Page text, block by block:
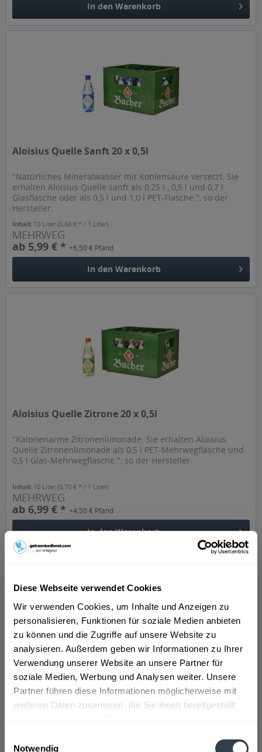
Diese Webseite verwendet Cookies
Wir verwenden Cookies, um Inhalte und Anzeigen zu
personalisieren, Funktionen für soziale Medien anbieten
zu können und die Zugriffe auf unsere Website zu
analysieren. Außerdem geben wir Informationen zu Ihrer
Verwendung unserer Website an unsere Partner für
soziale Medien, Werbung und Analysen weiter. Unsere
Partner führen diese Informationen möglicherweise mit
weiteren Daten zusammen, die Sie ihnen bereitgestellt
Notwendig
In den Warenkorb
Aloisius Quelle Sanft 20 x 0,5l
"Natürliches Mineralwasser mit Kohlensäure versetzt. Sie
erhalten Aloisius Quelle sanft als 0,25 l , 0,5 l und 0,7 l
Glasflasche oder als 0,5 l und 1,0 l PET-Flasche.", so der
Hersteller.
Inhalt 10 Liter(0,60 € * / 1 Liter)
MEHRWEG
ab 5,99 € *+6,50 € Pfand
In den Warenkorb
Aloisius Quelle Zitrone 20 x 0,5l
"Kalorienarme Zitronenlimonade. Sie erhalten Aloisius
Quelle Zitronenlimonade als 0,5 l PET-Mehrwegflasche und
0,5 l Glas-Mehrwegflasche.", so der Hersteller.
Inhalt 10 Liter(0,70 € * / 1 Liter)
MEHRWEG
ab 6,99 € *+4,50 € Pfand
In den Warenkorb
Aloisius Quelle Apfelschorle 20 x 0,5l
"Apfelschorle ohne Zuckerzusatz (enthält von Natur aus
Zucker). Sie erhalten Aloisius Quelle Apfelschorle als 0,5 l
Inhalt10 Liter(0,90 € * / 1 Liter)